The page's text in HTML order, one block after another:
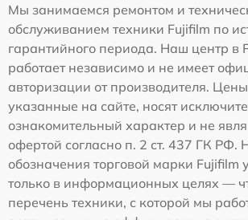
Мы занимаемся ремонтом и
обслуживанием техники Fujifilm по
гарантийного периода. Наш центр в
работает независимо и не имеет
авторизации от производителя.
указанные на сайте, носят
ознакомительный характер и не
офертой согласно п. 2 ст. 437 ГК РФ.
обозначения торговой марки Fujifilm
только в информационных целях —
перечень техники, с которой мы